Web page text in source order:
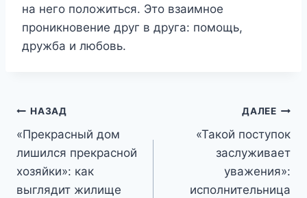
на него положиться. Это взаимное
проникновение друг в друга: помощь,
дружба и любовь.
Навигация
по
записям
НАЗАД
«Прекрасный дом
лишился прекрасной
хозяйки»: как
выглядит жилище
ДАЛЕЕ
«Такой поступок
заслуживает
уважения»:
исполнительница